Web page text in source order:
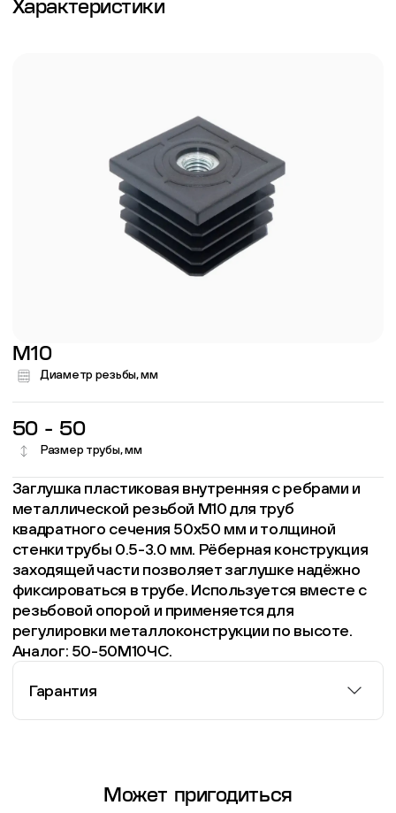
Характеристики
M10
Диаметр резьбы, мм
50 - 50
Размер трубы, мм
Заглушка пластиковая внутренняя с ребрами и
металлической резьбой М10 для труб
квадратного сечения 50х50 мм и толщиной
стенки трубы 0.5-3.0 мм. Рёберная конструкция
заходящей части позволяет заглушке надёжно
фиксироваться в трубе. Используется вместе с
резьбовой опорой и применяется для
регулировки металлоконструкции по высоте.
Аналог: 50-50М10ЧС.
Гарантия
Информация о гарантии
Может пригодиться